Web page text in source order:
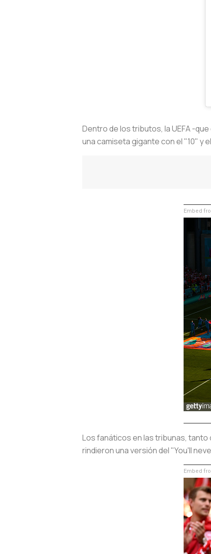
Dentro de los tributos, la UEFA -
una camiseta gigante con el "10" y
Embed
Los fanáticos en las tribunas, tanto
rindieron una versión del "You'll
Embed